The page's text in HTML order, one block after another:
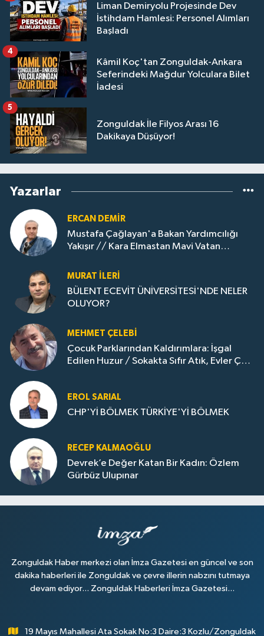
Liman Demiryolu Projesinde Dev
İstihdam Hamlesi: Personel Alımları
Başladı
Kâmil Koç'tan Zonguldak-Ankara
Seferindeki Mağdur Yolculara Bilet
İadesi
4
Zonguldak İle Filyos Arası 16
Dakikaya Düşüyor!
5
Yazarlar
ERCAN DEMIR
Mustafa Çağlayan'a Bakan Yardımcılığı
Yakışır // ​Kara Elmastan Mavi Vatan
MURAT İLERI
BÜLENT ECEVİT ÜNİVERSİTESİ'NDE NELER
OLUYOR?
MEHMET ÇELEBI
Çocuk Parklarından Kaldırımlara: İşgal
Edilen Huzur / Sokakta Sıfır Atık, Evler Çöp
EROL SARIAL
CHP'Yİ BÖLMEK TÜRKİYE'Yİ BÖLMEK
RECEP KALMAOĞLU
Devrek’e Değer Katan Bir Kadın: Özlem
Gürbüz Ulupınar
Zonguldak Haber merkezi olan İmza Gazetesi en güncel ve son
dakika haberleri ile Zonguldak ve çevre illerin nabzını tutmaya
devam ediyor... Zonguldak Haberleri İmza Gazetesi...
19 Mayıs Mahallesi Ata Sokak No:3 Daire:3 Kozlu/Zonguldak